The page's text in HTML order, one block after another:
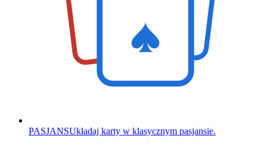
PASJANSUkładaj karty w klasycznym pasjansie.